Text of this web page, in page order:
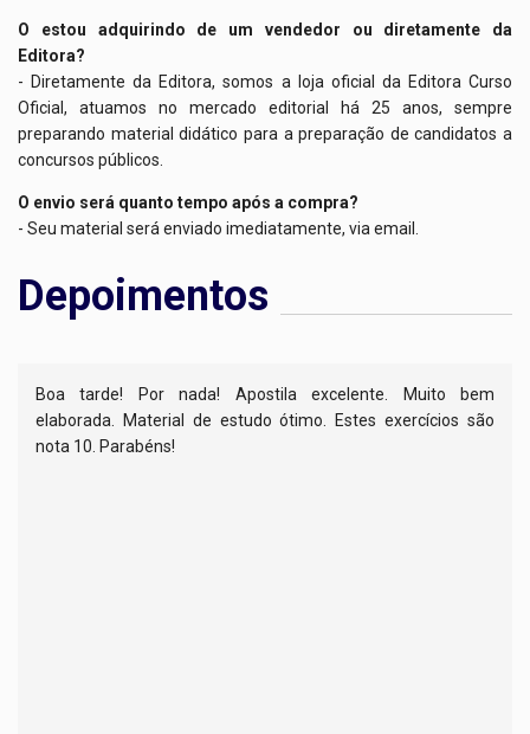
O estou adquirindo de um vendedor ou diretamente da
Editora?
- Diretamente da Editora, somos a loja oficial da Editora Curso
Oficial, atuamos no mercado editorial há 25 anos, sempre
preparando material didático para a preparação de candidatos a
concursos públicos.
O envio será quanto tempo após a compra?
- Seu material será enviado imediatamente, via email.
Depoimentos
Boa tarde! Por nada! Apostila excelente. Muito bem
elaborada. Material de estudo ótimo. Estes exercícios são
nota 10. Parabéns!